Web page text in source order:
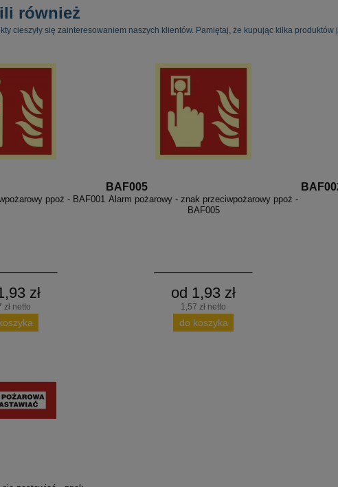
również
cieszyły się zainteresowaniem naszych klientów. Pamiętaj, że kupując kilka
ppoż - BAF001
zł
zł netto
BAF005
Alarm pożarowy - znak przeciwpożarowy ppoż -
BAF005
od 1,93 zł
1,57 zł netto
do koszyka